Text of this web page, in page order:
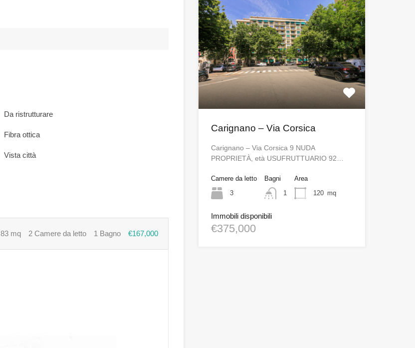
Da ristrutturare
Fibra ottica
Vista città
83 mq 2 Camere da letto 1 Bagno €167,000
Carignano – Via Corsica
Carignano – Via Corsica 9 NUDA
PROPRIETÀ, età USUFRUTTUARIO 92…
Camere da letto
3
Bagni
1
Area
120 mq
Immobili disponibili
€375,000